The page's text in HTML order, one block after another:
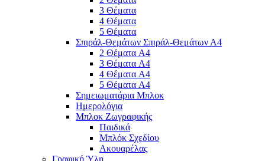
3 Θέματα
4 Θέματα
5 Θέματα
Σπιράλ-Θεμάτων Σπιράλ-Θεμάτων Α4
2 Θέματα A4
3 Θέματα A4
4 Θέματα A4
5 Θέματα A4
Σημειωματάρια Μπλοκ
Ημερολόγια
Μπλοκ Ζωγραφικής
Παιδικά
Μπλόκ Σχεδίου
Ακουαρέλας